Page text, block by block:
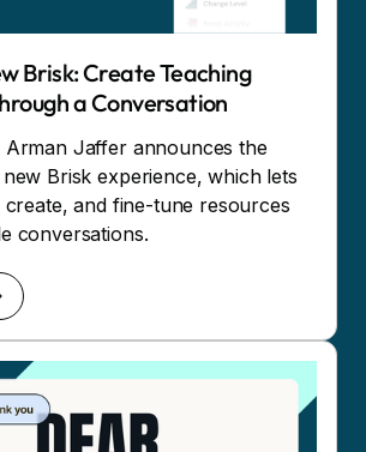
Brisk: Create Teaching
a Conversation
Jaffer announces the
Brisk experience, which lets
and fine-tune resources
conversations.